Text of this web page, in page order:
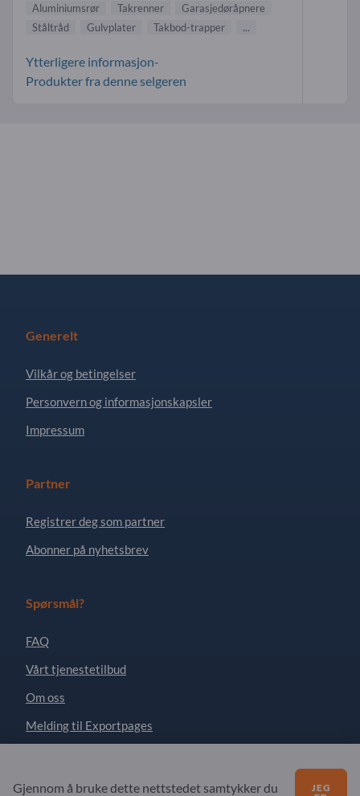
Aluminiumsrør
Takrenner
Garasjedøråpnere
Ståltråd
Gulvplater Takbod-trapper ...
Ytterligere informasjon-
Produkter fra denne selgeren
Generelt
Vilkår og betingelser
Personvern og informasjonskapsler
Impressum
Partner
Registrer deg som partner
Abonner på nyhetsbrev
Spørsmål?
FAQ
Vårt tjenestetilbud
Om oss
Melding til Exportpages
Exportpages International Network
Gjennom å bruke dette nettstedet samtykker du JEG